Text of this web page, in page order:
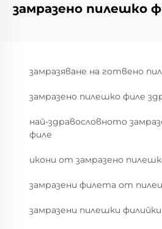
замразено пилешко
замразяване на готвено
замразено пилешко филе
най-здравословното
филе
икони от замразено
замразени филета от
замразени пилешки филийки